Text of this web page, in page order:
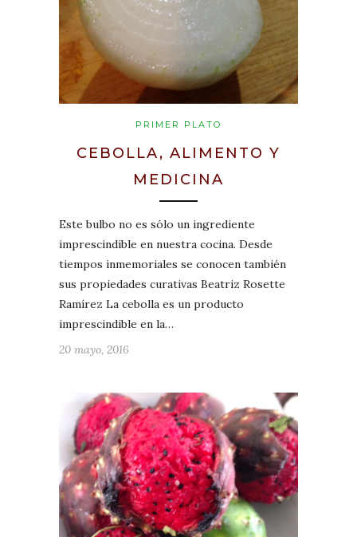
PRIMER PLATO
CEBOLLA, ALIMENTO Y
MEDICINA
Este bulbo no es sólo un ingrediente
imprescindible en nuestra cocina. Desde
tiempos inmemoriales se conocen también
sus propiedades curativas Beatriz Rosette
Ramírez La cebolla es un producto
imprescindible en la…
20 mayo, 2016